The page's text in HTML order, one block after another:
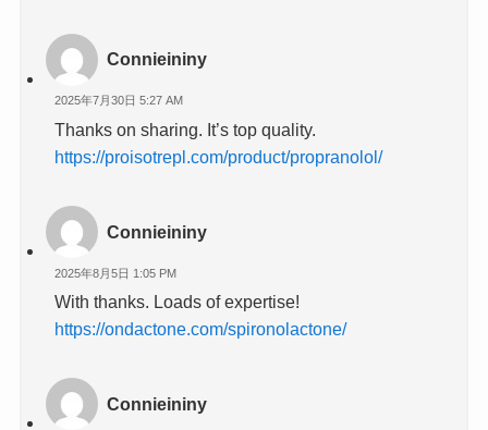
Connieininy
2025年7月30日 5:27 AM
Thanks on sharing. It’s top quality.
https://proisotrepl.com/product/propranolol/
Connieininy
2025年8月5日 1:05 PM
With thanks. Loads of expertise!
https://ondactone.com/spironolactone/
Connieininy